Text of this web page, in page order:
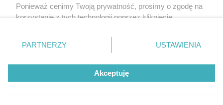
Ponieważ cenimy Twoją prywatność, prosimy o zgodę na
korzystanie z tych technologii poprzez kliknięcie
zmienić/wycofać klikając przycisk ustawień prywatności
znajdujący się w lewym dolnym rogu strony
rodzaje przetwarzania danych nie wymagają zgody
użytkownika, ale masz prawo sprzeciwić się takiemu
przetwarzaniu. Preferencje będą miały zastosowanie tylko
PARTNERZY USTAWIENIA
Akceptuję